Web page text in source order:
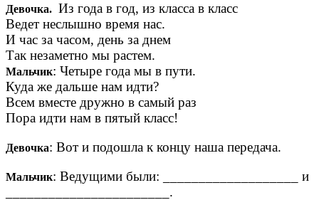
Девочка. Из года в год, из класса в класс
Ведет неслышно время нас.
И час за часом, день за днем
Так незаметно мы растем.
Мальчик: Четыре года мы в пути.
Куда же дальше нам идти?
Всем вместе дружно в самый раз
Пора идти нам в пятый класс!
Девочка: Вот и подошла к концу наша передача.
Мальчик: Ведущими были: ___________________ и
_______________________.